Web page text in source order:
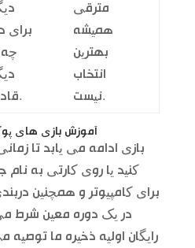
برای
چه
قادر به.
مترقی
همیشه
بهترین
انتخاب
نیست.
آموزش بازی های
بازی ادامه می یابد تا
برای کامپیوتر و همچنین
در یک دوره معین شرط می
رایگان اولیه ذخیره ما